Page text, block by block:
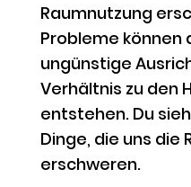
Raumnutzung
Probleme können
ungünstige
Verhältnis zu den
entstehen. Du
Dinge, die uns
erschweren.